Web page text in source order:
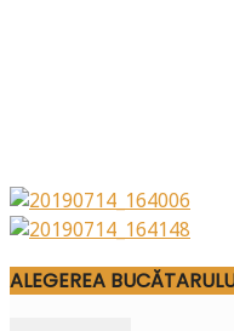
ALEGEREA